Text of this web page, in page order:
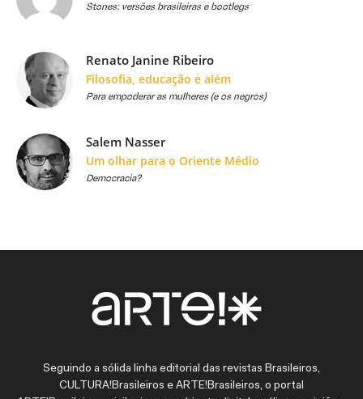
Stones: versões brasileiras e bootlegs
Renato Janine Ribeiro
Filosofia, educação e além
Para empoderar as mulheres (e os negros)
Salem Nasser
Um olhar para o Oriente Médio
Democracia?
Seguindo a sólida linha editorial das revistas Brasileiros,
CULTURA!Brasileiros e ARTE!Brasileiros, o portal